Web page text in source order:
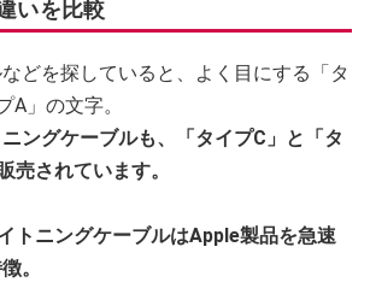
いを比較
どを探していると、よく目にする「タ
A」の文字。
ングケーブルも、「タイプC」と「タ
売されています。
トニングケーブルはApple製品を急速
。